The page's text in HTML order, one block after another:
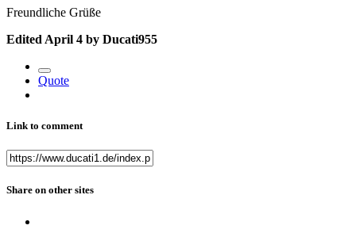
Freundliche Grüße
Edited April 4 by Ducati955
Quote
Link to comment
Share on other sites